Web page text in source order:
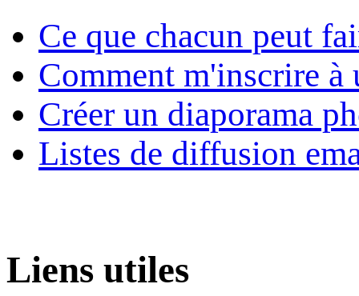
Ce que chacun peut
Comment m'inscrire à
Créer un diaporama
Listes de diffusion
Liens utiles